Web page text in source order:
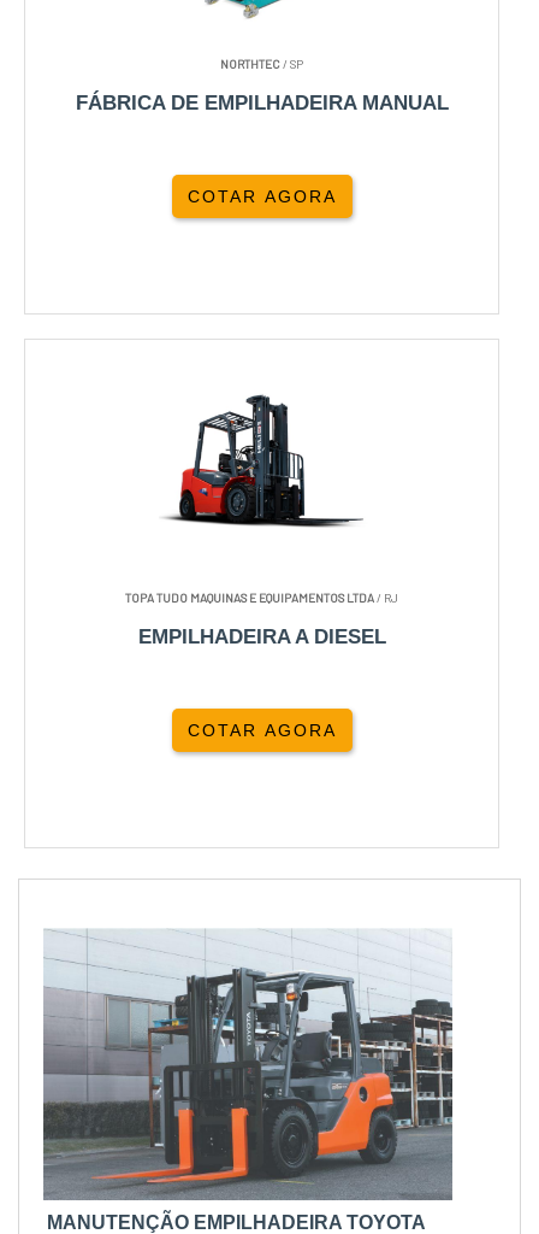
NORTHTEC/ SP
FÁBRICA DE EMPILHADEIRA MANUAL
COTAR AGORA
TOPA TUDO MAQUINAS E EQUIPAMENTOS LTDA/ RJ
EMPILHADEIRA A DIESEL
COTAR AGORA
MANUTENÇÃO EMPILHADEIRA TOYOTA